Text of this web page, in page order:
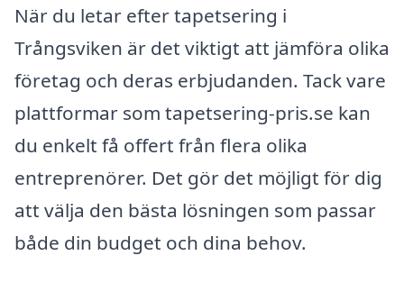
När du letar efter tapetsering i
Trångsviken är det viktigt att jämföra olika
företag och deras erbjudanden. Tack vare
plattformar som tapetsering-pris.se kan
du enkelt få offert från flera olika
entreprenörer. Det gör det möjligt för dig
att välja den bästa lösningen som passar
både din budget och dina behov.